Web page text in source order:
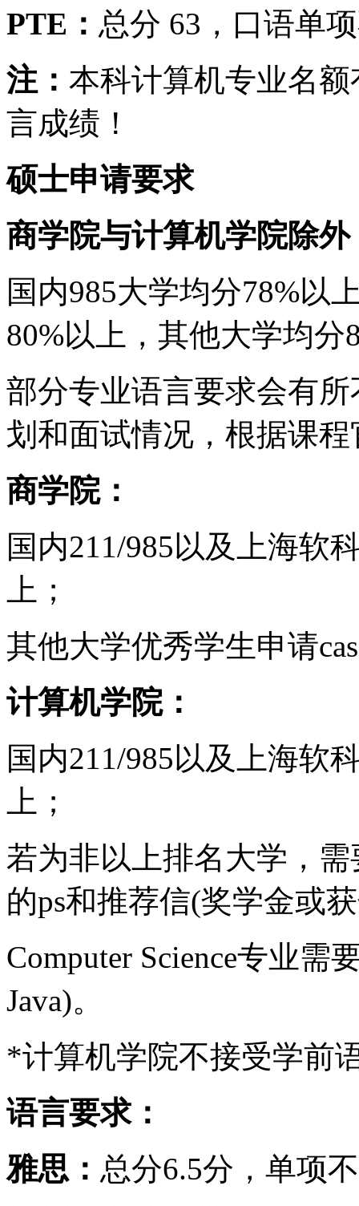
PTE： 总分 63，口语单
注： 本科计算机专业名
言成绩！
硕士申请要求
商学院与计算机学院除外
国内985大学均分78%以
80%以上，其他大学均分
部分专业语言要求会有
划和面试情况，根据课
商学院：
国内211/985以及上海软
上；
其他大学优秀学生申请
计算机学院：
国内211/985以及上海软
上；
若为非以上排名大学，
的ps和推荐信(奖学金或
Computer Science专业需
Java)。
*计算机学院不接受学前
语言要求：
雅思： 总分6.5分，单项